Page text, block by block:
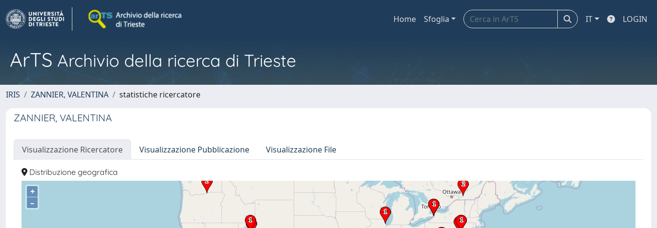
Home Sfoglia IT LOGIN
ArTS Archivio della ricerca di Trieste
IRIS ZANNIER, VALENTINA statistiche ricercatore
ZANNIER, VALENTINA
Visualizzazione Ricercatore Visualizzazione Pubblicazione Visualizzazione File
Distribuzione geografica
+
–